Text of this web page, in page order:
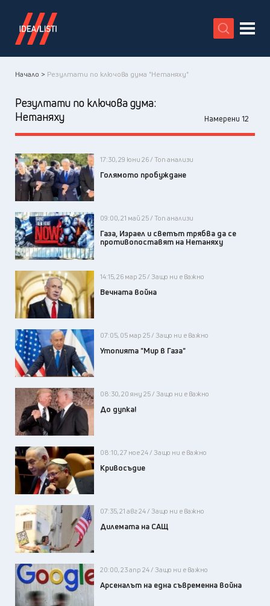
X
Начало > Резултати по ключова дума "Нетаняху"
Резултати по ключова дума:
Нетаняху
Намерени 12
17:30, 29 юни 26 / Топ анализи
Голямото пробуждане
09:00, 21 май 25 / Топ анализи
Газа, Израел и светът трябва да се
противопоставят на Нетаняху
14:15, 26 мар 25 / Защо ни е важно
Вечната война
07:05, 05 мар 25 / Защо ни е важно
Утопията "Мир в Газа"
08:30, 20 яну 25 / Защо ни е важно
До дупка!
08:10, 27 ное 24 / Защо ни е важно
Кривосъдие
07:35, 21 авг 24 / Защо ни е важно
Дилемата на САЩ
20:00, 23 апр 24 / Защо ни е важно
Арсеналът на една съвременна война